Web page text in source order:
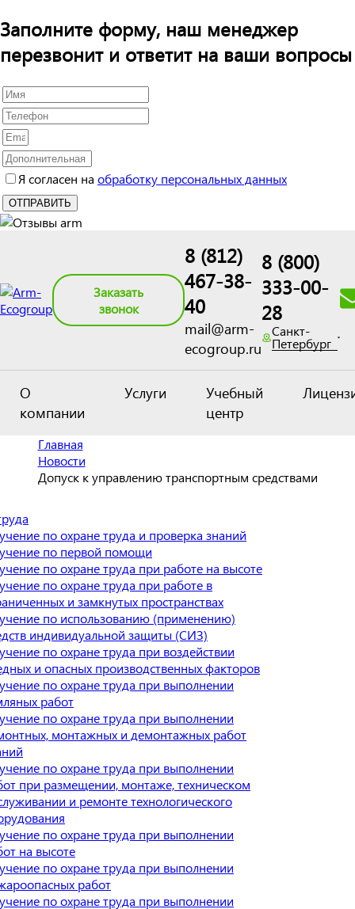
Заполните форму, наш менеджер
перезвонит и ответит на ваши вопросы
Я согласен на обработку персональных данных
Заказать
звонок
8 (812)
467-38-
40
mail@arm-
ecogroup.ru
8 (800)
333-00-
28
Санкт-
Петербург
О
компании
Услуги
Учебный
центр
Главная
Новости
Допуск к управлению транспортным средствами
по охране труда и проверка знаний
по первой помощи
по охране труда при работе на высоте
по охране труда при работе в
и замкнутых пространствах
по использованию (применению)
индивидуальной защиты (СИЗ)
по охране труда при воздействии
и опасных производственных факторов
по охране труда при выполнении
работ
по охране труда при выполнении
монтажных и демонтажных работ
по охране труда при выполнении
при размещении, монтаже, техническом
и ремонте технологического
по охране труда при выполнении
на высоте
по охране труда при выполнении
работ
по охране труда при выполнении